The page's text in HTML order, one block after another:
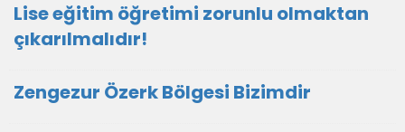
Lise eğitim öğretimi zorunlu olmaktan
çıkarılmalıdır!
Zengezur Özerk Bölgesi Bizimdir